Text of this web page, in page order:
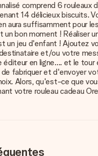
comprend 6 rouleaux
14 délicieux biscuits.
aura suffisamment pour
bon moment ! Réaliser
un jeu d'enfant ! Ajoutez
et/ou votre
éditeur en ligne.... et le tour
de fabriquer et d'envoyer
Alors, qu'est-ce que
votre rouleau cadeau